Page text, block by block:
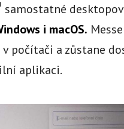
samostatné
i macOS.
počítači a zůstane
aplikaci.